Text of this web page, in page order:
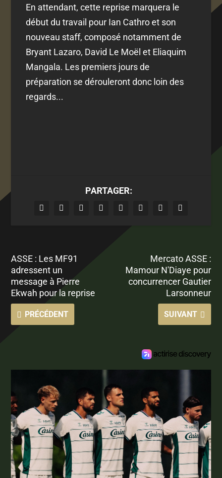
En attendant, cette reprise marquera le
début du travail pour Ian Cathro et son
nouveau staff, composé notamment de
Bryant Lazaro, David Le Moël et Eliaquim
Mangala. Les premiers jours de
préparation se dérouleront donc loin des
regards...
PARTAGER:
ASSE : Les MF91
adressent un
message à Pierre
Ekwah pour la reprise
PRÉCÉDENT
Mercato ASSE :
Mamour N'Diaye pour
concurrencer Gautier
Larsonneur
SUIVANT